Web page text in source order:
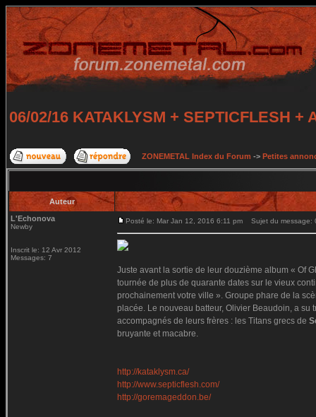
06/02/16 KATAKLYSM + SEPTICFLESH +
ZONEMETAL Index du Forum -> Petites
Auteur
L'Echonova
Newby
Inscrit le: 12 Avr 2012
Messages: 7
Posté le: Mar Jan 12, 2016 6:11 pm Sujet du message:
Juste avant la sortie de leur douzième album « Of
tournée de plus de quarante dates sur le vieux
prochainement votre ville ». Groupe phare de la
placée. Le nouveau batteur, Olivier Beaudoin, a
accompagnés de leurs frères : les Titans grecs de
bruyante et macabre.
http://kataklysm.ca/
http://www.septicflesh.com/
http://goremageddon.be/